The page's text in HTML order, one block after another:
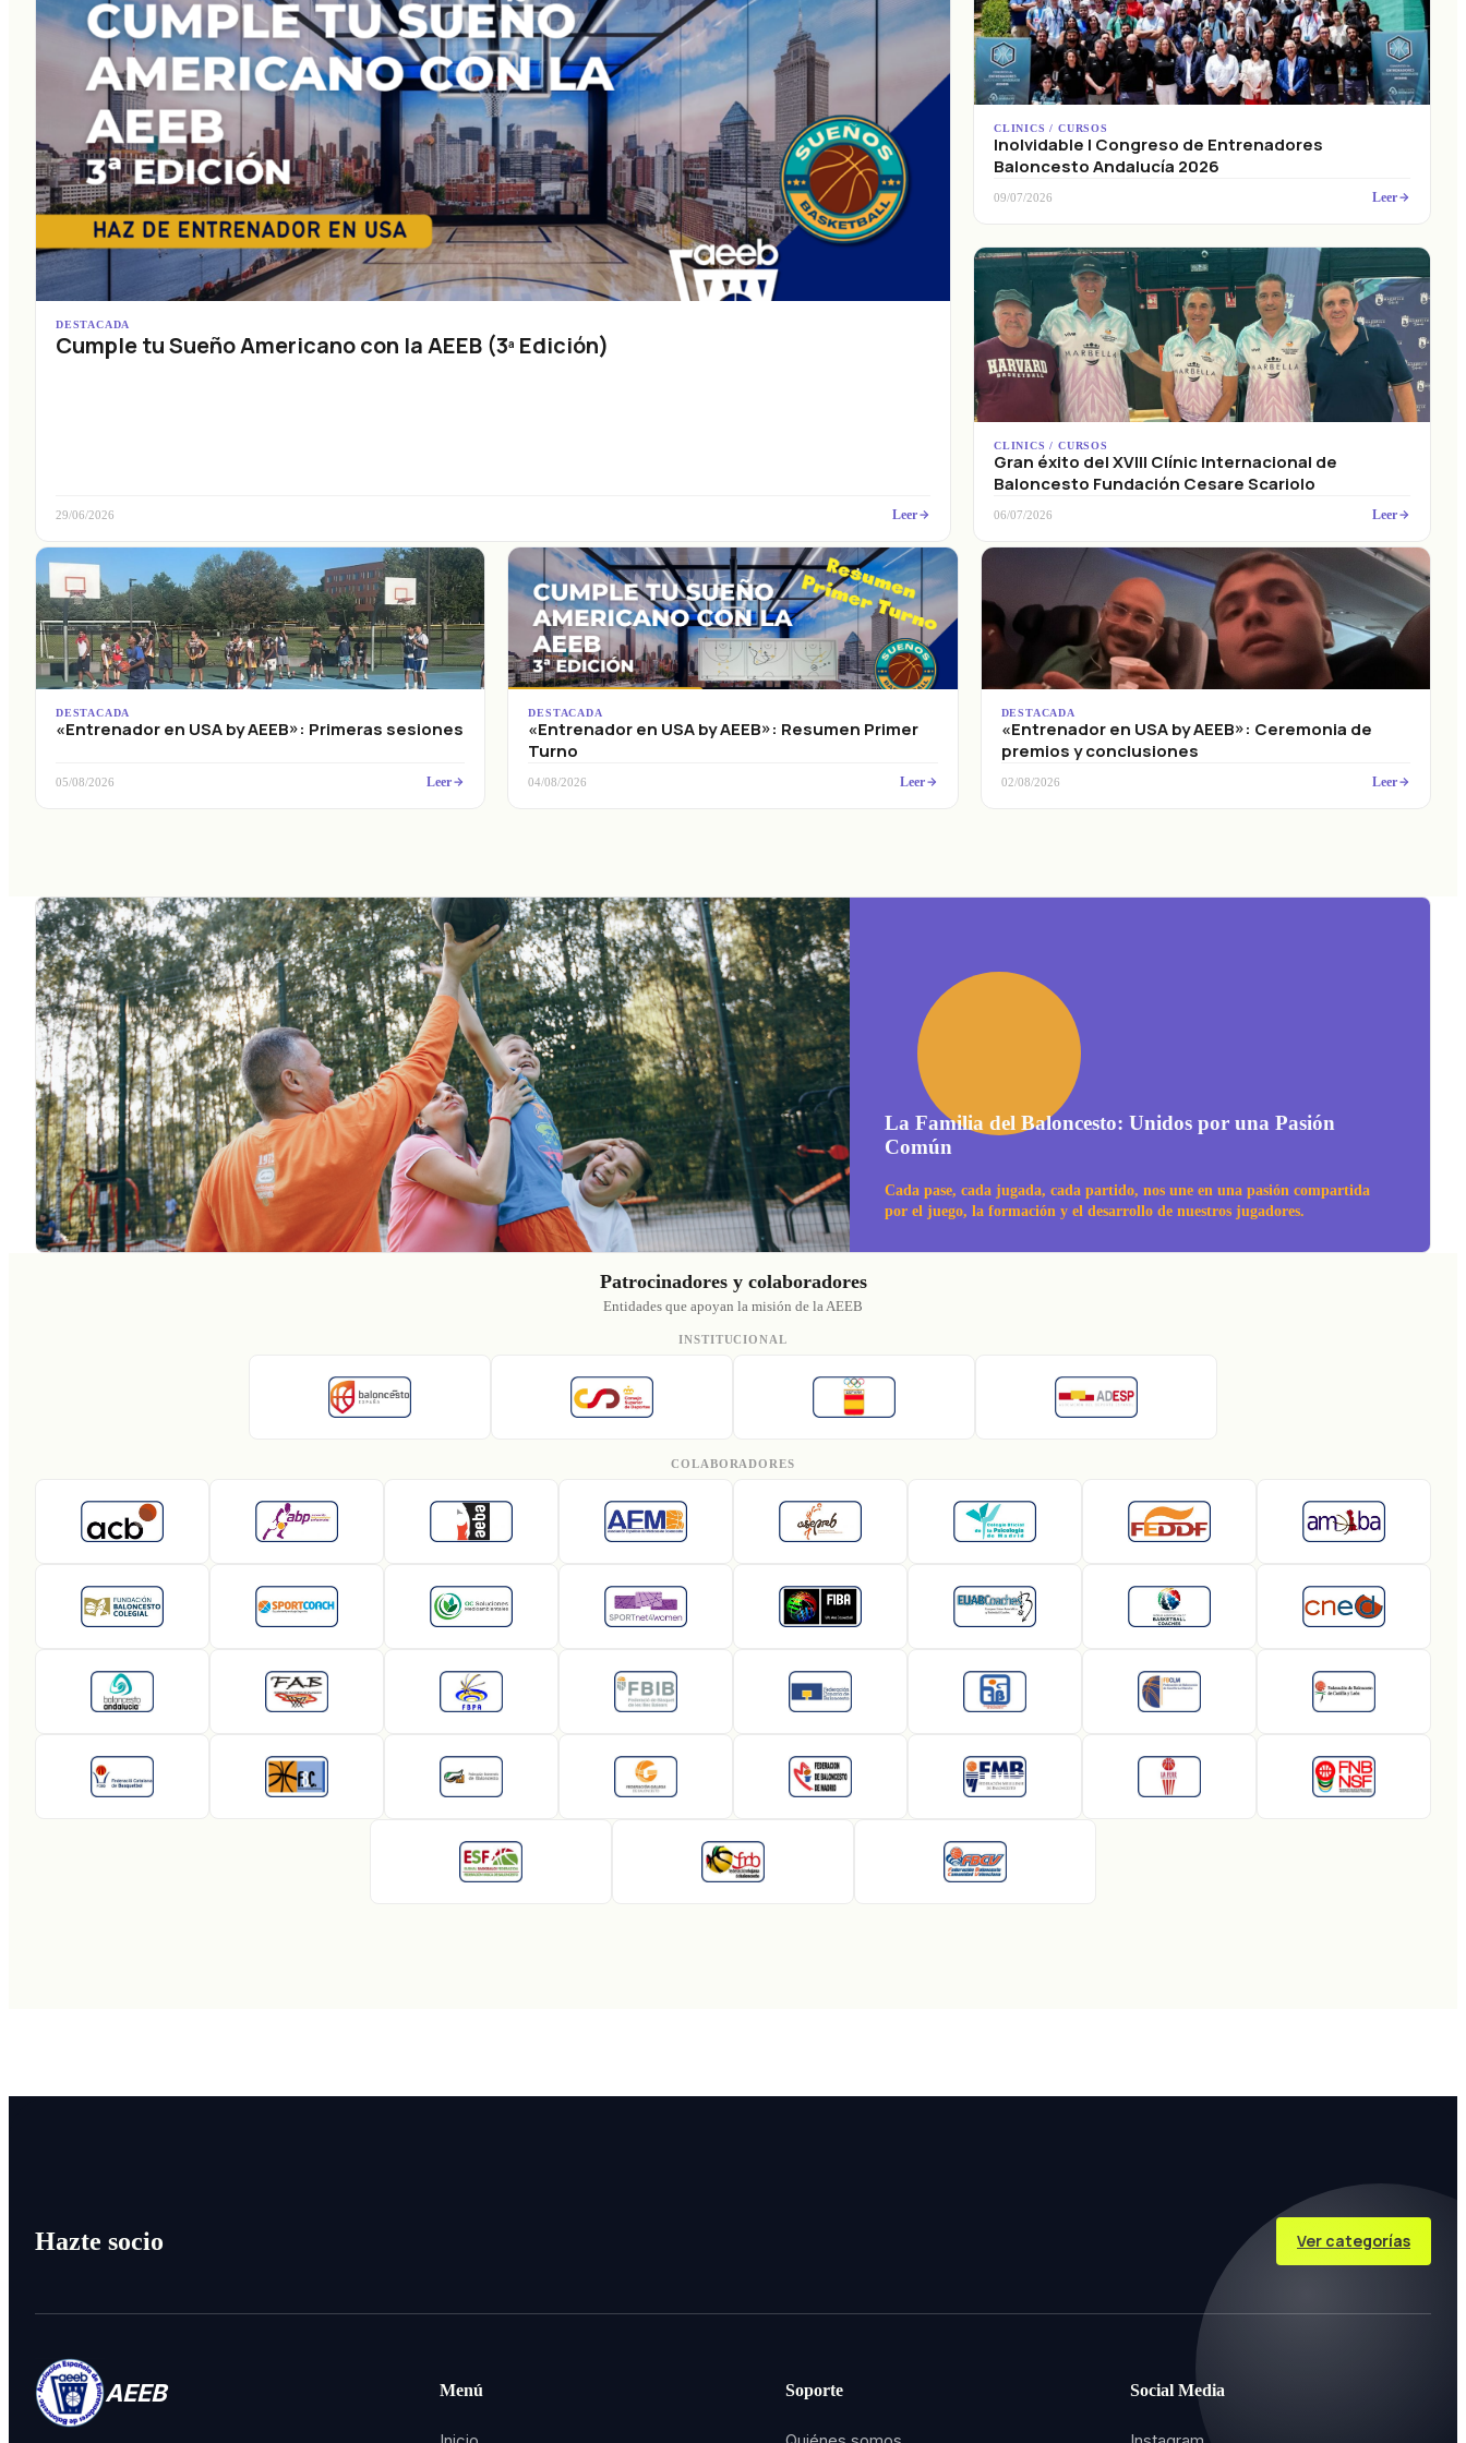
DESTACADA
Cumple tu Sueño Americano con la AEEB (3ª Edición)
29/06/2026 Leer
CLINICS / CURSOS
Inolvidable I Congreso de Entrenadores
Baloncesto Andalucía 2026
09/07/2026 Leer
CLINICS / CURSOS
Gran éxito del XVIII Clínic Internacional de
Baloncesto Fundación Cesare Scariolo
06/07/2026 Leer
DESTACADA
«Entrenador en USA by AEEB»: Primeras sesiones
05/08/2026 Leer
DESTACADA
«Entrenador en USA by AEEB»: Resumen Primer
Turno
04/08/2026 Leer
DESTACADA
«Entrenador en USA by AEEB»: Ceremonia de
premios y conclusiones
02/08/2026 Leer
La Familia del Baloncesto: Unidos por una Pasión
Común
Cada pase, cada jugada, cada partido, nos une en una pasión compartida
por el juego, la formación y el desarrollo de nuestros jugadores.
Patrocinadores y colaboradores
Entidades que apoyan la misión de la AEEB
INSTITUCIONAL
COLABORADORES
Hazte socio Ver categorías
AEEB Menú Soporte Social Media